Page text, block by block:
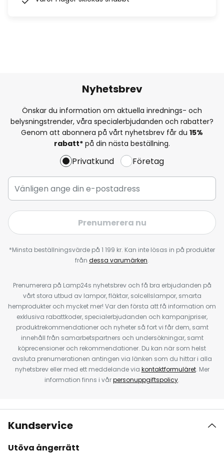
Nyhetsbrev
Önskar du information om aktuella inrednings- och
belysningstrender, våra specialerbjudanden och rabatter?
Genom att abonnera på vårt nyhetsbrev får du 15%
rabatt* på din nästa beställning.
Privatkund Företag
Prenumerera nu
*Minsta beställningsvärde på 1 199 kr. Kan inte lösas in på produkter
från dessa varumärken.
Prenumerera på Lamp24s nyhetsbrev och få bra erbjudanden på
vårt stora utbud av lampor, fläktar, solcellslampor, smarta
hemprodukter och mycket mer! Var den första att få information om
exklusiva rabattkoder, specialerbjudanden och kampanjpriser,
produktrekommendationer och nyheter så fort vi får dem, samt
innehåll från samarbetspartners och undersökningar, samt
köprecensioner och rekommendationer. Du kan när som helst
avsluta prenumerationen antingen via länken som du hittar i alla
nyhetsbrev eller med ett meddelande via kontaktformuläret. Mer
information finns i vårpersonuppgiftspolicy.
Kundservice
Utöva ångerrätt